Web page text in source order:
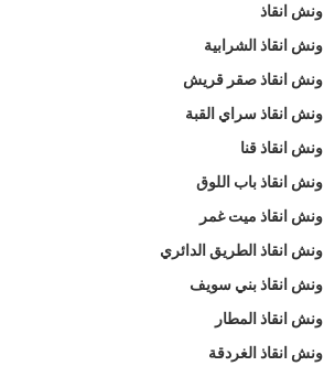
ونش انقاذ
ونش انقاذ الشرابية
ونش انقاذ صقر قريش
ونش انقاذ سراي القبة
ونش انقاذ قنا
ونش انقاذ باب اللوق
ونش انقاذ ميت غمر
ونش انقاذ الطريق الدائري
ونش انقاذ بني سويف
ونش انقاذ المطار
ونش انقاذ الغردقة